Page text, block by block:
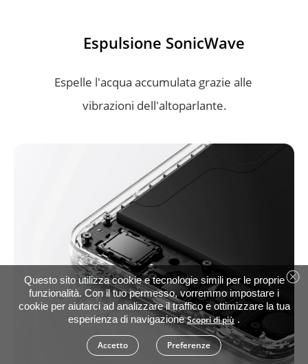
Smart Touch
Reattivo e preciso anche con le mani bagnate,
impermeabili.
Espelle l'acqua accumulata grazie alle
vibrazioni dell'altoparlante.
Espulsione SonicWave
Questo sito utilizza cookie e tecnologie simili per le proprie
funzionalità. Con il tuo permesso, vorremmo impostare i
cookie per aiutarci ad analizzare il traffico e ottimizzare la tua
esperienza di navigazioneScopri di più .
Accetto Preferenze